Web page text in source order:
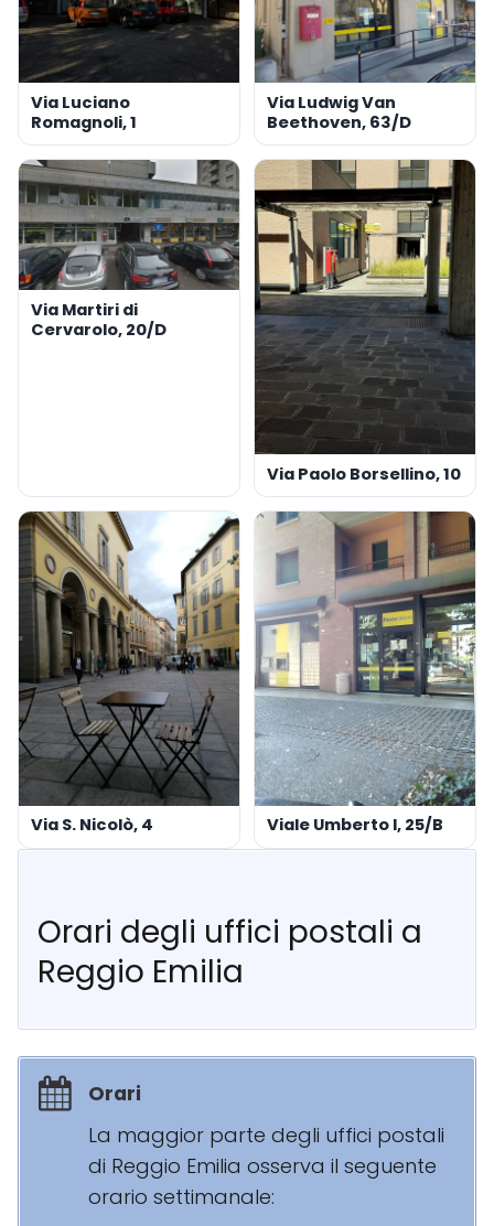
Via Luciano
Romagnoli, 1
Via Ludwig Van
Beethoven, 63/D
Via Martiri di
Cervarolo, 20/D
Via Paolo Borsellino, 10
Via S. Nicolò, 4 Viale Umberto I, 25/B
Orari degli uffici postali a
Reggio Emilia
Orari
La maggior parte degli uffici postali
di Reggio Emilia osserva il seguente
orario settimanale: